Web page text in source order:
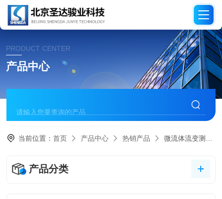
PRODUCT CENTER
产品中心
当前位置：首页 产品中心 热销产品 微流体流变测量粘度计
产品分类